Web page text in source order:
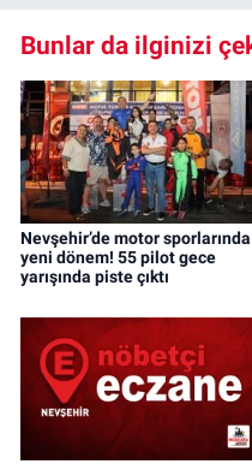
Bunlar da ilginizi
Nevşehir’de motor sporlarında
yeni dönem! 55 pilot gece
yarışında piste çıktı